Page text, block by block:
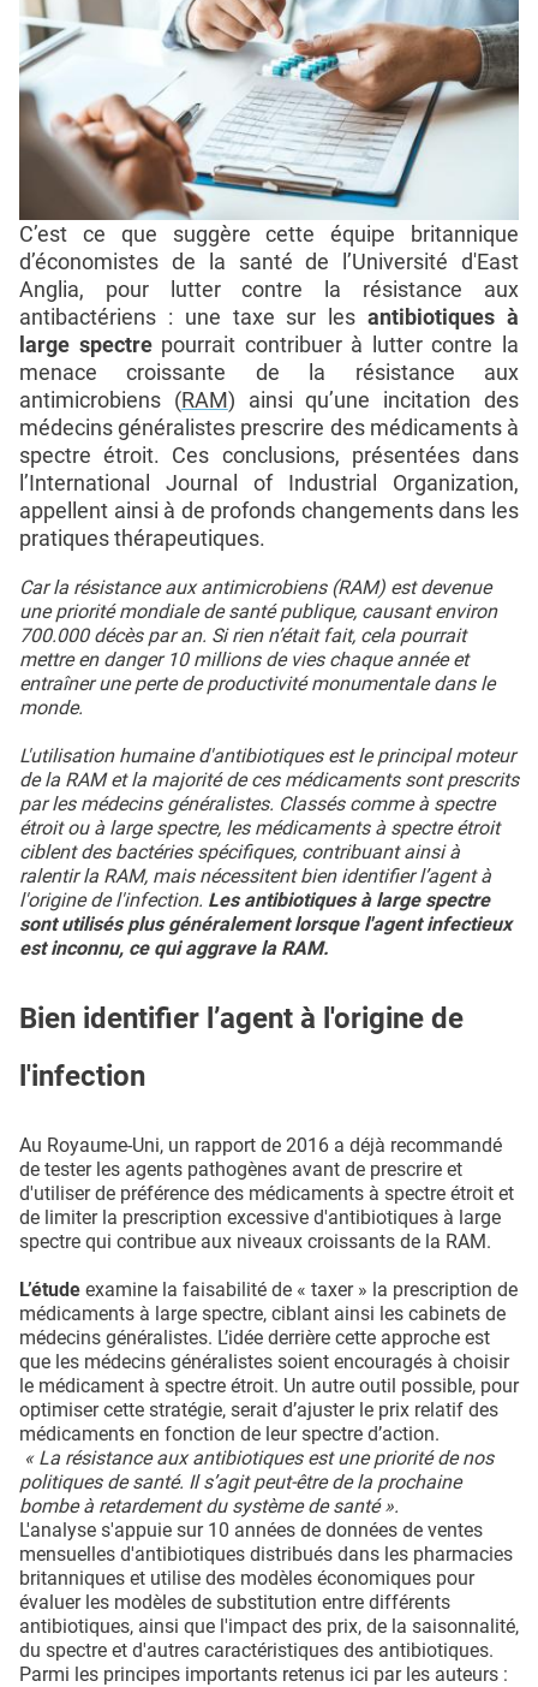
C’est ce que suggère cette équipe britannique
d’économistes de la santé de l’Université d'East
Anglia, pour lutter contre la résistance aux
antibactériens : une taxe sur lesantibiotiques à
large spectre pourrait contribuer à lutter contre la
menace croissante de la résistance aux
antimicrobiens (RAM) ainsi qu’une incitation des
médecins généralistes prescrire des médicaments à
spectre étroit. Ces conclusions, présentées dans
l’International Journal of Industrial Organization,
appellent ainsi à de profonds changements dans les
pratiques thérapeutiques.
Car la résistance aux antimicrobiens (RAM) est devenue
une priorité mondiale de santé publique, causant environ
700.000 décès par an. Si rien n’était fait, cela pourrait
mettre en danger 10 millions de vies chaque année et
entraîner une perte de productivité monumentale dans le
monde.
L'utilisation humaine d'antibiotiques est le principal moteur
de la RAM et la majorité de ces médicaments sont prescrits
par les médecins généralistes. Classés comme à spectre
étroit ou à large spectre, les médicaments à spectre étroit
ciblent des bactéries spécifiques, contribuant ainsi à
ralentir la RAM, mais nécessitent bien identifier l’agent à
l'origine de l'infection. Les antibiotiques à large spectre
sont utilisés plus généralement lorsque l'agent infectieux
est inconnu, ce qui aggrave la RAM.
Bien identifier l’agent à l'origine de
l'infection
Au Royaume-Uni, un rapport de 2016 a déjà recommandé
de tester les agents pathogènes avant de prescrire et
d'utiliser de préférence des médicaments à spectre étroit et
de limiter la prescription excessive d'antibiotiques à large
spectre qui contribue aux niveaux croissants de la RAM.
L’étude examine la faisabilité de « taxer » la prescription de
médicaments à large spectre, ciblant ainsi les cabinets de
médecins généralistes. L’idée derrière cette approche est
que les médecins généralistes soient encouragés à choisir
le médicament à spectre étroit. Un autre outil possible, pour
optimiser cette stratégie, serait d’ajuster le prix relatif des
médicaments en fonction de leur spectre d’action.
« La résistance aux antibiotiques est une priorité de nos
politiques de santé. Il s’agit peut-être de la prochaine
bombe à retardement du système de santé ».
L'analyse s'appuie sur 10 années de données de ventes
mensuelles d'antibiotiques distribués dans les pharmacies
britanniques et utilise des modèles économiques pour
évaluer les modèles de substitution entre différents
antibiotiques, ainsi que l'impact des prix, de la saisonnalité,
du spectre et d'autres caractéristiques des antibiotiques.
Parmi les principes importants retenus ici par les auteurs :